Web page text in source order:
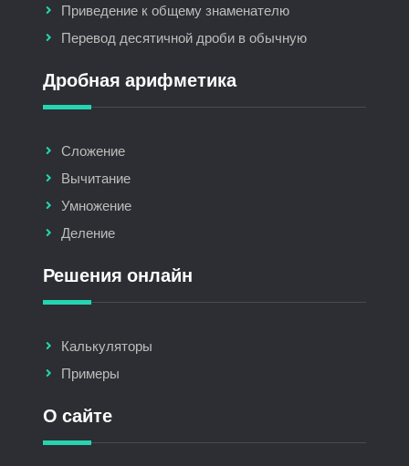
Приведение к общему знаменателю
Перевод десятичной дроби в обычную
Дробная арифметика
Сложение
Вычитание
Умножение
Деление
Решения онлайн
Калькуляторы
Примеры
О сайте